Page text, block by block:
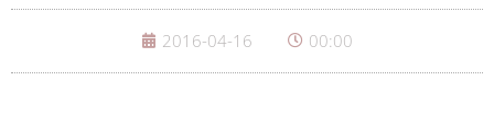
2016-04-16 00:00